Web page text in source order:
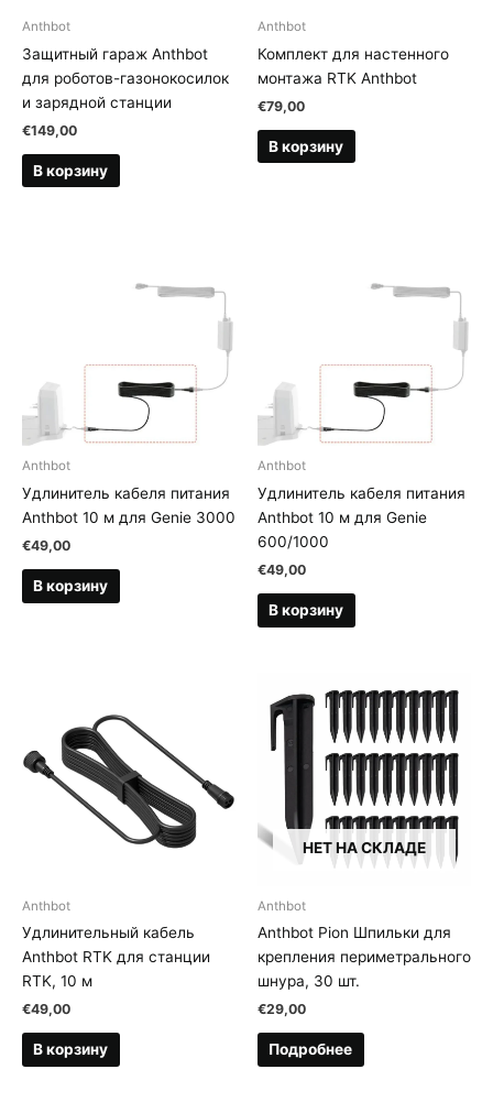
Anthbot
Защитный гараж Anthbot
для роботов-газонокосилок
и зарядной станции
€149,00
В корзину
Anthbot
Комплект для настенного
монтажа RTK Anthbot
€79,00
В корзину
Anthbot
Удлинитель кабеля питания
Anthbot 10 м для Genie 3000
€49,00
В корзину
Anthbot
Удлинитель кабеля питания
Anthbot 10 м для Genie
600/1000
€49,00
В корзину
Anthbot
Удлинительный кабель
Anthbot RTK для станции
RTK, 10 м
€49,00
В корзину
НЕТ НА СКЛАДЕ
Anthbot
Anthbot Pion Шпильки для
крепления периметрального
шнура, 30 шт.
€29,00
Подробнее